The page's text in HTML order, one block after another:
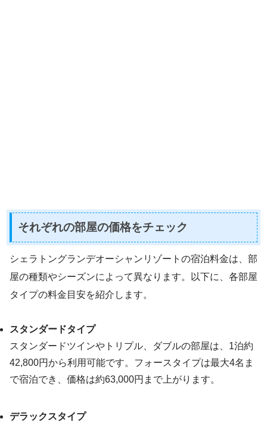
それぞれの部屋の価格をチェック
シェラトングランデオーシャンリゾートの宿泊料金は、部
屋の種類やシーズンによって異なります。以下に、各部屋
タイプの料金目安を紹介します。
スタンダードタイプ
スタンダードツインやトリプル、ダブルの部屋は、1泊約
42,800円から利用可能です。フォースタイプは最大4名ま
で宿泊でき、価格は約63,000円まで上がります。
デラックスタイプ